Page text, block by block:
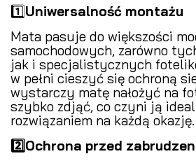
1️⃣Uniwersalność montażu
Mata pasuje do większości
samochodowych, zarówno
jak i specjalistycznych
w pełni cieszyć się ochroną
wystarczy matę nałożyć na
szybko zdjąć, co czyni ją
rozwiązaniem na każdą okazję.
2️⃣Ochrona przed